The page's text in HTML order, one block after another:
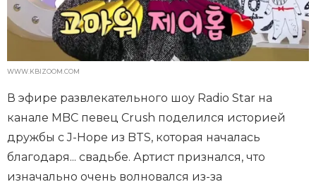
WWW.KBIZOOM.COM
В эфире развлекательного шоу Radio Star на
канале MBC певец Crush поделился историей
дружбы с J-Hope из BTS, которая началась
благодаря... свадьбе. Артист признался, что
изначально очень волновался из-за